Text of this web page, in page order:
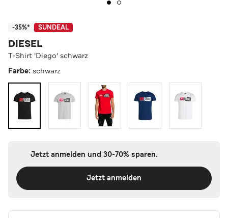
-35%* SUNDEAL
DIESEL
T-Shirt 'Diego' schwarz
Farbe: schwarz
Jetzt anmelden und 30-70% sparen.
Jetzt anmelden